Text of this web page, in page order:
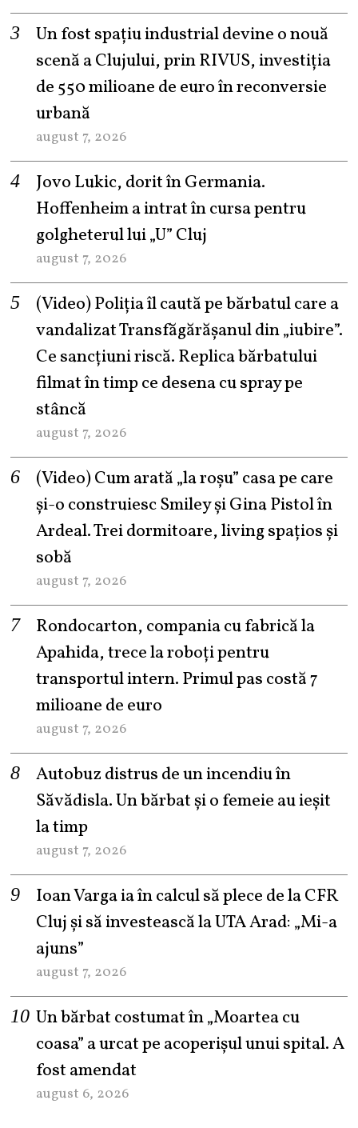
Un fost spațiu industrial devine o nouă
scenă a Clujului, prin RIVUS, investiția
de 550 milioane de euro în reconversie
urbană
august 7, 2026
Jovo Lukic, dorit în Germania.
Hoffenheim a intrat în cursa pentru
golgheterul lui „U” Cluj
august 7, 2026
(Video) Poliția îl caută pe bărbatul care a
vandalizat Transfăgărășanul din „iubire”.
Ce sancțiuni riscă. Replica bărbatului
filmat în timp ce desena cu spray pe
stâncă
august 7, 2026
(Video) Cum arată „la roşu” casa pe care
şi-o construiesc Smiley şi Gina Pistol în
Ardeal. Trei dormitoare, living spațios și
sobă
august 7, 2026
Rondocarton, compania cu fabrică la
Apahida, trece la roboți pentru
transportul intern. Primul pas costă 7
milioane de euro
august 7, 2026
Autobuz distrus de un incendiu în
Săvădisla. Un bărbat și o femeie au ieșit
la timp
august 7, 2026
Ioan Varga ia în calcul să plece de la CFR
Cluj și să investească la UTA Arad: „Mi-a
ajuns”
august 7, 2026
Un bărbat costumat în „Moartea cu
coasa” a urcat pe acoperișul unui spital. A
fost amendat
august 6, 2026